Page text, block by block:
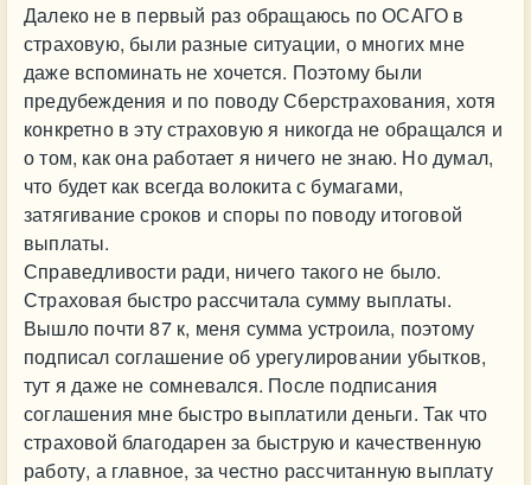
Далеко не в первый раз обращаюсь по ОСАГО в
страховую, были разные ситуации, о многих мне
даже вспоминать не хочется. Поэтому были
предубеждения и по поводу Сберстрахования, хотя
конкретно в эту страховую я никогда не обращался и
о том, как она работает я ничего не знаю. Но думал,
что будет как всегда волокита с бумагами,
затягивание сроков и споры по поводу итоговой
выплаты.
Справедливости ради, ничего такого не было.
Страховая быстро рассчитала сумму выплаты.
Вышло почти 87 к, меня сумма устроила, поэтому
подписал соглашение об урегулировании убытков,
тут я даже не сомневался. После подписания
соглашения мне быстро выплатили деньги. Так что
страховой благодарен за быструю и качественную
работу, а главное, за честно рассчитанную выплату